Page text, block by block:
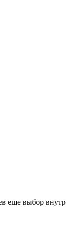
еще выбор